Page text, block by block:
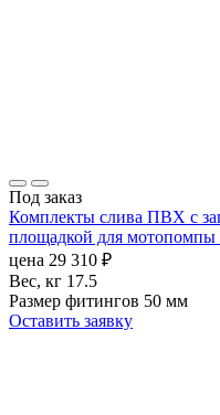
Под заказ
Комплекты слива ПВХ с
площадкой для мотопомпы
цена 29 310 ₽
Вес, кг 17.5
Размер фитингов 50 мм
Оставить заявку